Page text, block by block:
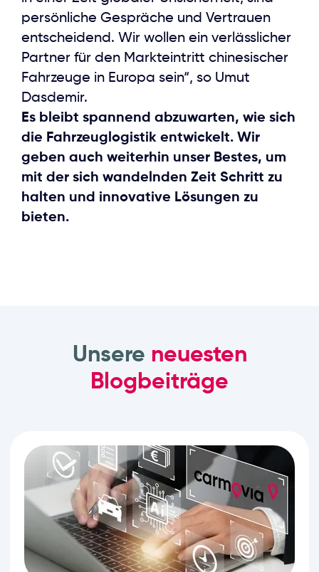
persönliche Gespräche und Vertrauen
entscheidend. Wir wollen ein verlässlicher
Partner für den Markteintritt chinesischer
Fahrzeuge in Europa sein“, so Umut
Dasdemir.
Es bleibt spannend abzuwarten, wie sich
die Fahrzeuglogistik entwickelt. Wir
geben auch weiterhin unser Bestes, um
mit der sich wandelnden Zeit Schritt zu
halten und innovative Lösungen zu
bieten.
Unsere neuesten
Blogbeiträge